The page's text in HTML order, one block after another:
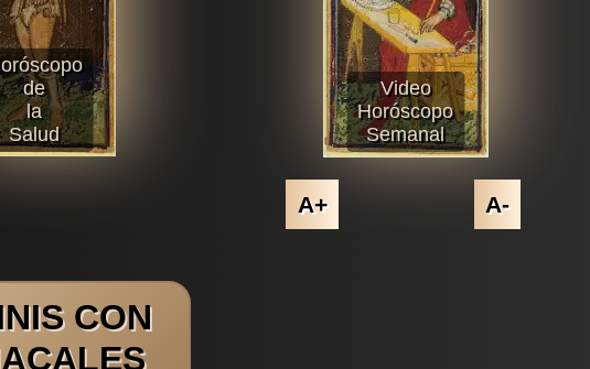
de
la
Salud
Video
Horóscopo
Semanal
A+ A-
CON